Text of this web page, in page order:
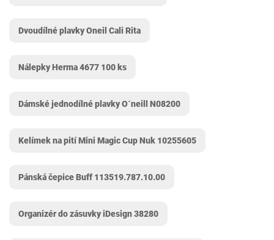
Dvoudílné plavky Oneil Cali Rita
Nálepky Herma 4677 100 ks
Dámské jednodílné plavky O´neill N08200
Kelímek na pití Mini Magic Cup Nuk 10255605
Pánská čepice Buff 113519.787.10.00
Organizér do zásuvky iDesign 38280